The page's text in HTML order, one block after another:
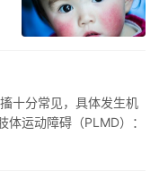
十分常见，具体发生机
运动障碍（PLMD）：
体运动（PLMS…